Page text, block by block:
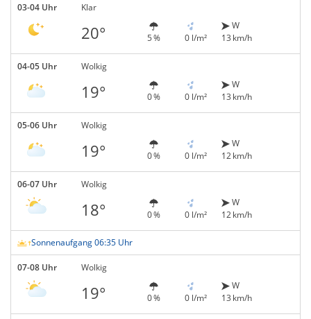
03-04 Uhr Klar
20° 5 % 0 l/m²
W
13 km/h
04-05 Uhr Wolkig
19° 0 % 0 l/m²
W
13 km/h
05-06 Uhr Wolkig
19° 0 % 0 l/m²
W
12 km/h
06-07 Uhr Wolkig
18° 0 % 0 l/m²
W
12 km/h
Sonnenaufgang 06:35 Uhr
07-08 Uhr Wolkig
19° 0 % 0 l/m²
W
13 km/h